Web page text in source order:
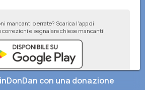
mancanti o errate? Scarica l'app di
correzioni e segnalare chiese mancanti!
con una donazione